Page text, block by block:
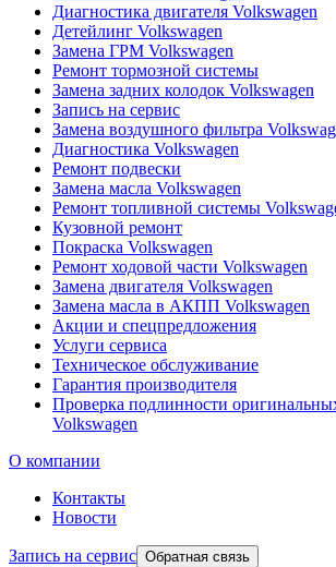
Диагностика двигателя Volkswagen
Детейлинг Volkswagen
Замена ГРМ Volkswagen
Ремонт тормозной системы
Замена задних колодок Volkswagen
Запись на сервис
Замена воздушного фильтра
Диагностика Volkswagen
Ремонт подвески
Замена масла Volkswagen
Ремонт топливной системы
Кузовной ремонт
Покраска Volkswagen
Ремонт ходовой части Volkswagen
Замена двигателя Volkswagen
Замена масла в АКПП Volkswagen
Акции и спецпредложения
Услуги сервиса
Техническое обслуживание
Гарантия производителя
Проверка подлинности
Volkswagen
О компании
Контакты
Новости
Запись на сервис Обратная связь